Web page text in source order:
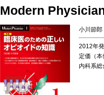
Modern
小川節
2012年
定価（本
内科系